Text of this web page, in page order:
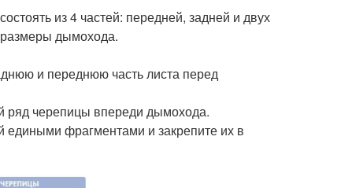
из 4 частей: передней, задней и двух
размеры дымохода.
и переднюю часть листа перед
ряд черепицы впереди дымохода.
едиными фрагментами и закрепите их в